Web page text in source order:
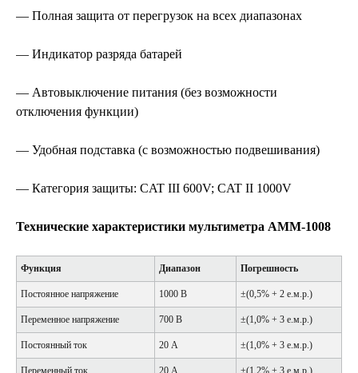
— Полная защита от перегрузок на всех диапазонах
— Индикатор разряда батарей
— Автовыключение питания (без возможности
отключения функции)
— Удобная подставка (с возможностью подвешивания)
— Категория защиты: CAT III 600V; CAT II 1000V
Технические характеристики мультиметра АММ-1008
Функция Диапазон Погрешность
Постоянное напряжение 1000 В ±(0,5% + 2 е.м.р.)
Переменное напряжение 700 В ±(1,0% + 3 е.м.р.)
Постоянный ток 20 А ±(1,0% + 3 е.м.р.)
Переменный ток 20 А ±(1,2% + 3 е.м.р.)